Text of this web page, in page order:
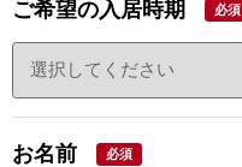
ご希望の入居時期 必須
お名前 必須